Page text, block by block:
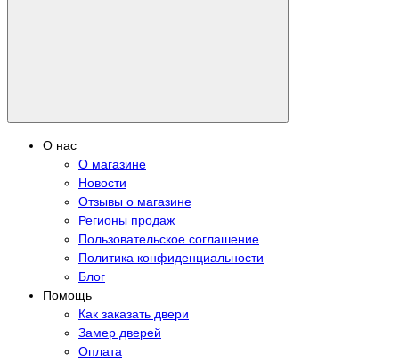
О нас
О магазине
Новости
Отзывы о магазине
Регионы продаж
Пользовательское соглашение
Политика конфиденциальности
Блог
Помощь
Как заказать двери
Замер дверей
Оплата